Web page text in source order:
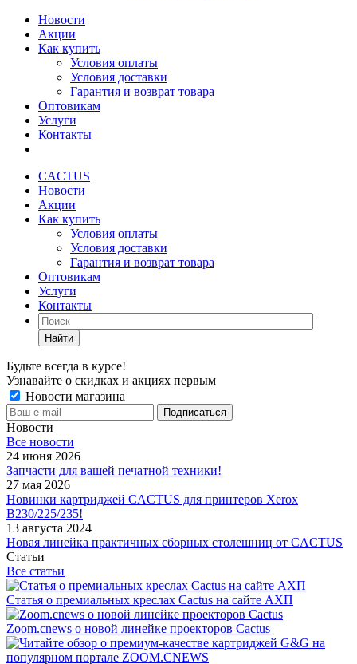
Новости
Акции
Как купить
Условия оплаты
Условия доставки
Гарантия и возврат товара
Оптовикам
Услуги
Контакты
CACTUS
Новости
Акции
Как купить
Условия оплаты
Условия доставки
Гарантия и возврат товара
Оптовикам
Услуги
Контакты
Найти
Будьте всегда в курсе!
Узнавайте о скидках и акциях первым
Новости магазина
Новости
Все новости
24 июня 2026
Запчасти для вашей печатной техники!
27 мая 2026
Новинки картриджей CACTUS для принтеров Xerox
B230/225/235!
13 августа 2024
Новая линейка практичных сборных столешниц от CACTUS
Статьи
Все статьи
Статья о премиальных креслах Cactus на сайте АХП
Zoom.cnews о новой линейке проекторов Cactus